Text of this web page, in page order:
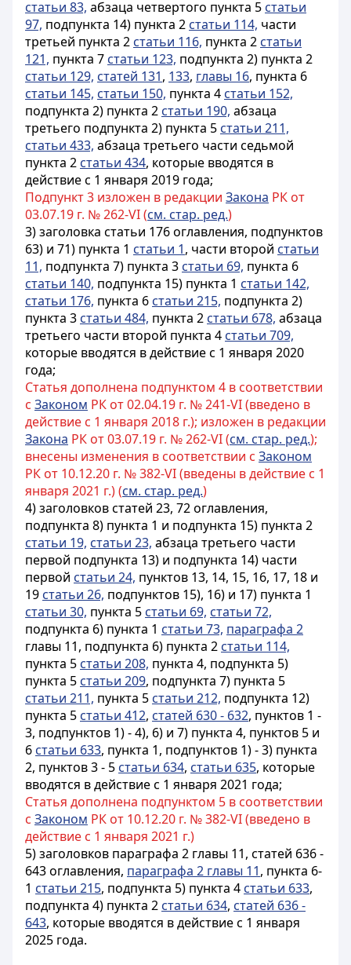
статьи 83, абзаца четвертого пункта 5 статьи
97, подпункта 14) пункта 2 статьи 114, части
третьей пункта 2 статьи 116, пункта 2 статьи
121, пункта 7 статьи 123, подпункта 2) пункта 2
статьи 129, статей 131, 133, главы 16, пункта 6
статьи 145, статьи 150, пункта 4 статьи 152,
подпункта 2) пункта 2 статьи 190, абзаца
третьего подпункта 2) пункта 5 статьи 211,
статьи 433, абзаца третьего части седьмой
пункта 2 статьи 434, которые вводятся в
действие с 1 января 2019 года;
Подпункт 3 изложен в редакции Закона РК от
03.07.19 г. № 262-VI (см. стар. ред.)
3) заголовка статьи 176 оглавления, подпунктов
63) и 71) пункта 1 статьи 1, части второй статьи
11, подпункта 7) пункта 3 статьи 69, пункта 6
статьи 140, подпункта 15) пункта 1 статьи 142,
статьи 176, пункта 6 статьи 215, подпункта 2)
пункта 3 статьи 484, пункта 2 статьи 678, абзаца
третьего части второй пункта 4 статьи 709,
которые вводятся в действие с 1 января 2020
года;
Статья дополнена подпунктом 4 в соответствии
с Законом РК от 02.04.19 г. № 241-VI (введено в
действие с 1 января 2018 г.); изложен в редакции
Закона РК от 03.07.19 г. № 262-VI (см. стар. ред.);
внесены изменения в соответствии с Законом
РК от 10.12.20 г. № 382-VI (введены в действие с 1
января 2021 г.) (см. стар. ред.)
4) заголовков статей 23, 72 оглавления,
подпункта 8) пункта 1 и подпункта 15) пункта 2
статьи 19, статьи 23, абзаца третьего части
первой подпункта 13) и подпункта 14) части
первой статьи 24, пунктов 13, 14, 15, 16, 17, 18 и
19 статьи 26, подпунктов 15), 16) и 17) пункта 1
статьи 30, пункта 5 статьи 69, статьи 72,
подпункта 6) пункта 1 статьи 73, параграфа 2
главы 11, подпункта 6) пункта 2 статьи 114,
пункта 5 статьи 208, пункта 4, подпункта 5)
пункта 5 статьи 209, подпункта 7) пункта 5
статьи 211, пункта 5 статьи 212, подпункта 12)
пункта 5 статьи 412, статей 630 - 632, пунктов 1 -
3, подпунктов 1) - 4), 6) и 7) пункта 4, пунктов 5 и
6 статьи 633, пункта 1, подпунктов 1) - 3) пункта
2, пунктов 3 - 5 статьи 634, статьи 635, которые
вводятся в действие с 1 января 2021 года;
Статья дополнена подпунктом 5 в соответствии
с Законом РК от 10.12.20 г. № 382-VI (введено в
действие с 1 января 2021 г.)
5) заголовков параграфа 2 главы 11, статей 636 -
643 оглавления, параграфа 2 главы 11, пункта 6-
1 статьи 215, подпункта 5) пункта 4 статьи 633,
подпункта 4) пункта 2 статьи 634, статей 636 -
643, которые вводятся в действие с 1 января
2025 года.